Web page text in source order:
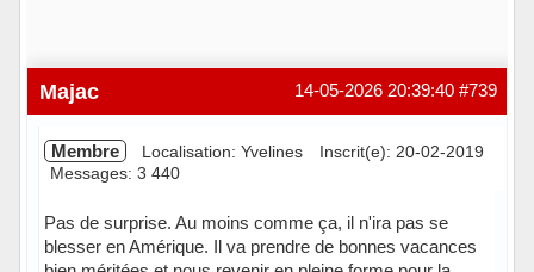
#739
14-05-2026 20:39:40
Majac
Membre Localisation: Yvelines
Inscrit(e): 20-02-2019
Messages: 3 440
Pas de surprise. Au moins comme ça, il n'ira pas se
blesser en Amérique. Il va prendre de bonnes vacances